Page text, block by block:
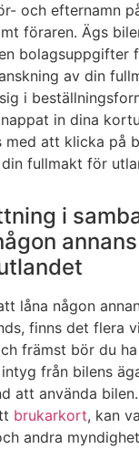
och efternamn
föraren. Ägs
bolagsuppgifter
av din
i
in dina
med att klicka på
fullmakt för
i
låna någon
finns det flera
främst bör du
från bilens
att använda
brukarkort, kan
andra